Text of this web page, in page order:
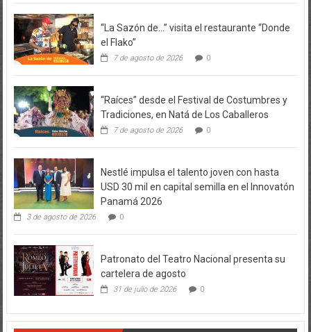
“La Sazón de…” visita el restaurante “Donde
el Flako”
7 de agosto de 2026 0
“Raíces” desde el Festival de Costumbres y
Tradiciones, en Natá de Los Caballeros
7 de agosto de 2026 0
Nestlé impulsa el talento joven con hasta
USD 30 mil en capital semilla en el Innovatón
Panamá 2026
3 de agosto de 2026 0
Patronato del Teatro Nacional presenta su
cartelera de agosto
31 de julio de 2026 0